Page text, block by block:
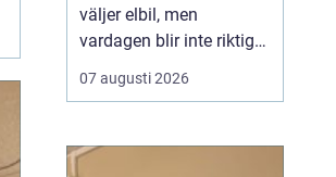
väljer elbil, men
vardagen blir inte riktigt
smidig förrän
laddningen fungerar
föreningen eller på
07 augusti 2026